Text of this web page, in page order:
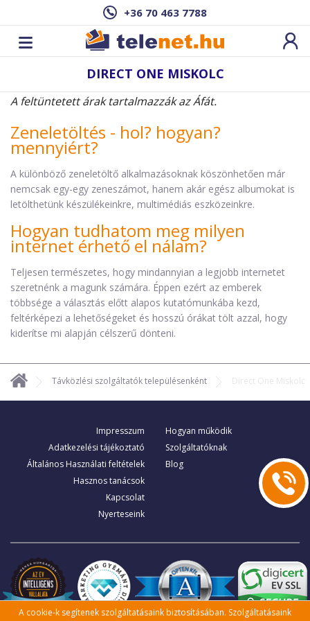
+36 70 463 7788
DIRECT ONE MISKOLC
A feltüntetett árak tartalmazzák az Áfát.
Zeneletöltés - hol? hogyan?
mennyiért?
A különböző zeneletöltő alkalmazásoknak köszönhetően már
nemcsak egy-egy zeneszámot, hanem akár egész albumokat is
letölthetünk készülékeinkre, multimédiás eszközeinkre.
Hogyan tudhatom meg milyen
internet érhető el nálam?
Teljesen természetes, hogy mindannyian a legjobb internetet
szeretnénk a magunk számára. Éppen ezért az emberek
többsége a választás előtt alapos kutatómunkába kezd,
feltérképezi a lehetőségeket és hosszú órákat tölt azzal, hogy
kiderítse mi alapján célszerű dönteni.
Távközlési szolgáltatók településenként Direct One Miskolc
Impresszum
Adatkezelési tájékoztató
Általános Használati feltételek
Hasznos tanácsok
Kapcsolat
Nyerteseink
Hogyan működik
Szolgáltatóknak
Blog
A cookie-k segítenek szolgáltatásaink biztosításában. Szolgáltatásaink